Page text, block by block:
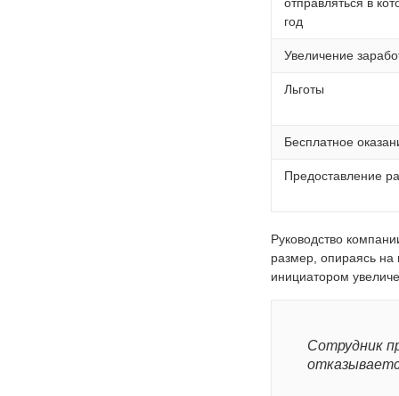
год
Увеличение
Льготы
Бесплатное
Предоставление
Руководство
размер, опираясь на
инициатором
Сотрудник